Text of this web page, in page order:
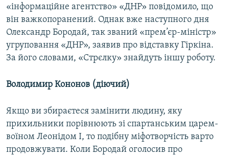
«інформаційне агентство» «ДНР» повідомило, що
він важкопоранений. Однак вже наступного дня
Олександр Бородай, так званий «прем’єр-міністр»
угруповання «ДНР», заявив про відставку Гіркіна.
За його словами, «Стрєлку» знайдуть іншу роботу.
Володимир Кононов (діючий)
Якщо ви збираєтеся замінити людину, яку
прихильники порівнюють зі спартанським царем-
воїном Леонідом І, то подібну міфотворчість варто
продовжувати. Коли Бородай оголосив про